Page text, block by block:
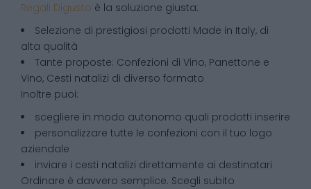
Regali Digusto è la soluzione giusta:
Selezione di prestigiosi prodotti Made in Italy, di
alta qualità
Tante proposte: Confezioni di Vino, Panettone e
Vino, Cesti natalizi di diverso formato
Inoltre puoi:
scegliere in modo autonomo quali prodotti inserire
personalizzare tutte le confezioni con il tuo logo
aziendale
inviare i cesti natalizi direttamente ai destinatari
Ordinare è davvero semplice. Scegli subito